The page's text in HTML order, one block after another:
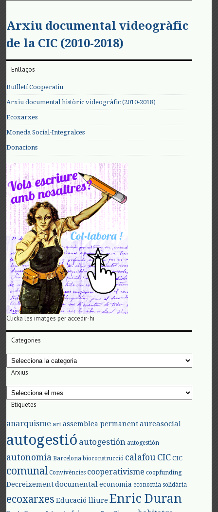
Arxiu documental videogràfic
de la CIC (2010-2018)
Enllaços
Butlletí Cooperatiu
Arxiu documental històric videogràfic (2010-2018)
Ecoxarxes
Moneda Social-Integralces
Donacions
Clicka les imatges per accedir-hi
Categories
Categories
Arxius
Arxius
Etiquetes
anarquisme art assemblea permanent aureasocial
autogestió autogestión autogestión
autonomia Barcelona bioconstrucció calafouCIC CIC
comunal Convivències cooperativisme coopfunding
Decreixement documental economia economia solidària
ecoxarxes Educació lliure Enric Duran